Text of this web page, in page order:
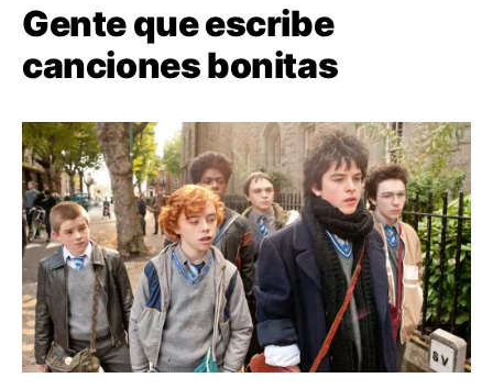
Gente que escribe
canciones bonitas